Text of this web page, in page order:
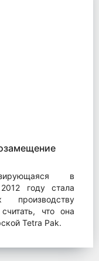
в
году стала
что она
Tetra Pak.